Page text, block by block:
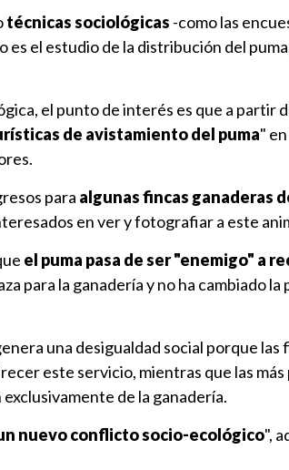
técnicas sociológicas -como las
es el estudio de la distribución del
el punto de interés es que a partir
de avistamiento del puma"
para algunas fincas ganaderas
en ver y fotografiar a este
el puma pasa de ser "enemigo" a
para la ganadería y no ha cambiado
una desigualdad social porque las
este servicio, mientras que las
de la ganadería.
nuevo conflicto socio-ecológico",